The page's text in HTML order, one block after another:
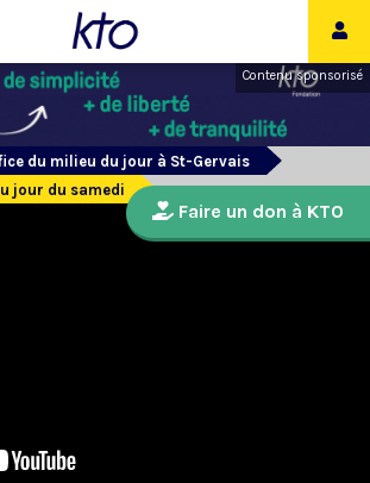
Contenu sponsorisé
du milieu du jour à St-Gervais
jour du samedi
Faire un don à KTO